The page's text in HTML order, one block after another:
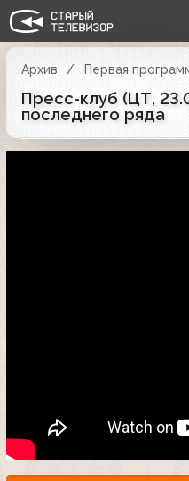
Архив Первая
Пресс-клуб (ЦТ,
последнего ряда